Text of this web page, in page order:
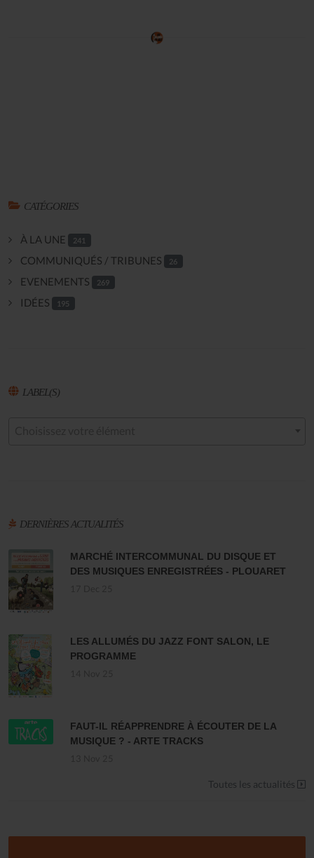
CATÉGORIES
À LA UNE 241
COMMUNIQUÉS / TRIBUNES 26
EVENEMENTS 269
IDÉES 195
LABEL(S)
DERNIÈRES ACTUALITÉS
MARCHÉ INTERCOMMUNAL DU DISQUE ET
DES MUSIQUES ENREGISTRÉES - PLOUARET
LES ALLUMÉS DU JAZZ FONT SALON, LE
PROGRAMME
FAUT-IL RÉAPPRENDRE À ÉCOUTER DE LA
MUSIQUE ? - ARTE TRACKS
Toutes les actualités